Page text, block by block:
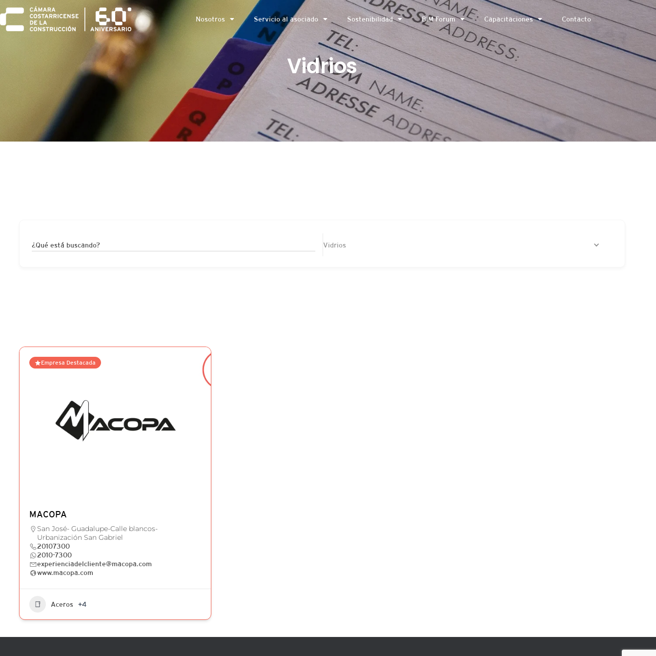
Nosotros Servicio al asociado Sostenibilidad BIM Forum Capacitaciones Contacto
Vidrios
¿Qué está buscando? Vidrios
Empresa Destacada
MACOPA
San José- Guadalupe-Calle blancos-
Urbanización San Gabriel
20107300
2010-7300
experienciadelcliente@macopa.com
www.macopa.com
Aceros +4